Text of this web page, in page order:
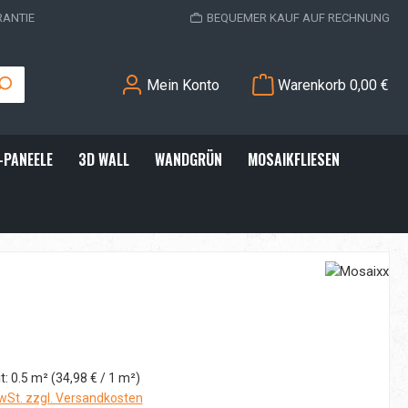
BEQUEMER KAUF AUF RECHNUNG
Mein Konto Warenkorb 0,00 €
3D WALL WANDGRÜN MOSAIKFLIESEN
0.5 m²(34,98 € / 1 m²)
zzgl. Versandkosten